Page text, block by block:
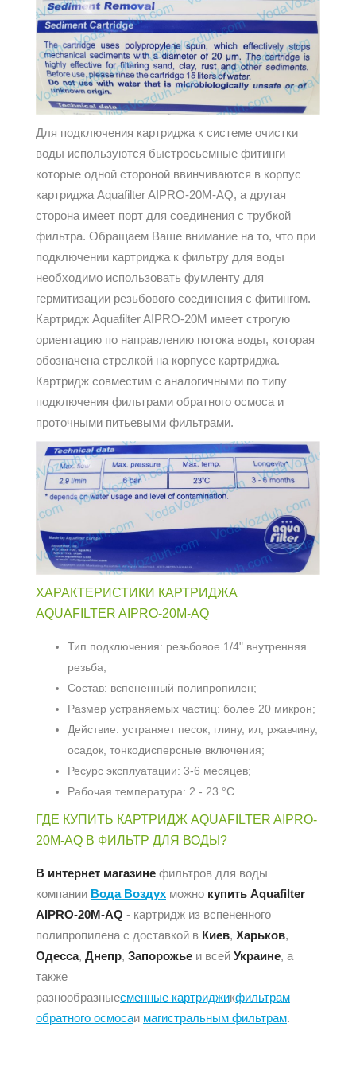
Для подключения картриджа к системе очистки
воды используются быстросьемные фитинги
которые одной стороной ввинчиваются в корпус
картриджа Aquafilter AIPRO-20M-AQ, а другая
сторона имеет порт для соединения с трубкой
фильтра. Обращаем Ваше внимание на то, что при
подключении картриджа к фильтру для воды
необходимо использовать фумленту для
гермитизации резьбового соединения с фитингом.
Картридж Aquafilter AIPRO-20M имеет строгую
ориентацию по направлению потока воды, которая
обозначена стрелкой на корпусе картриджа.
Картридж совместим с аналогичными по типу
подключения фильтрами обратного осмоса и
проточными питьевыми фильтрами.
ХАРАКТЕРИСТИКИ КАРТРИДЖА
AQUAFILTER AIPRO-20M-AQ
Тип подключения: резьбовое 1/4" внутренняя
резьба;
Состав: вспененный полипропилен;
Размер устраняемых частиц: более 20 микрон;
Действие: устраняет песок, глину, ил, ржавчину,
осадок, тонкодисперсные включения;
Ресурс эксплуатации: 3-6 месяцев;
Рабочая температура: 2 - 23 °С.
ГДЕ КУПИТЬ КАРТРИДЖ AQUAFILTER AIPRO-
20M-AQ В ФИЛЬТР ДЛЯ ВОДЫ?
В интернет магазине фильтров для воды
компании Вода Воздух можно купить Aquafilter
AIPRO-20M-AQ - картридж из вспененного
полипропилена с доставкой в Киев, Харьков,
Одесса, Днепр, Запорожье и всей Украине, а
также
разнообразныесменные картриджикфильтрам
обратного осмосаи магистральным фильтрам.